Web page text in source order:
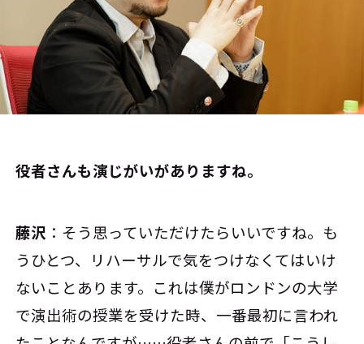
――役者さんも演じがいがありますね。
藤沢 ：そう思っていただけたらいいですね。も
うひとつ、リハーサルで気をつけなくてはいけ
ないことあります。これは僕がロンドンの大学
で演出術の授業を受けた時、一番最初に言われ